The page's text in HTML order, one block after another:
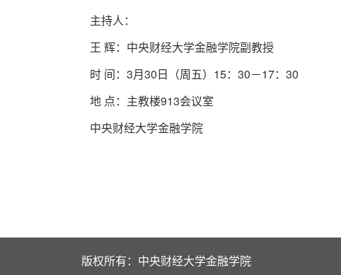
主持人：
王 辉：中央财经大学金融学院副教授
时 间：3月30日（周五）15：30－17：30
地 点：主教楼913会议室
中央财经大学金融学院
版权所有：中央财经大学金融学院